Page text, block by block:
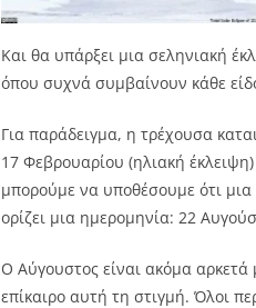
Και θα υπάρξει μια σεληνιακή
όπου συχνά συμβαίνουν κάθε
Για παράδειγμα, η τρέχουσα
17 Φεβρουαρίου (ηλιακή
μπορούμε να υποθέσουμε ότι
ορίζει μια ημερομηνία: 22
Ο Αύγουστος είναι ακόμα
επίκαιρο αυτή τη στιγμή. Όλοι